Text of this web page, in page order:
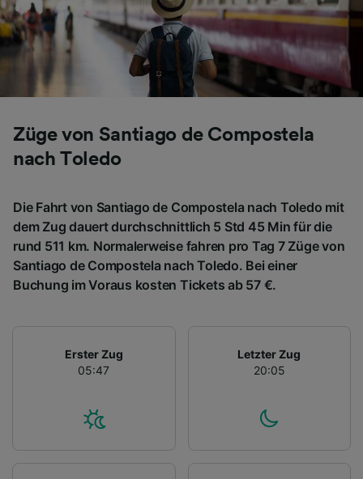
Züge von Santiago de Compostela
nach Toledo
Die Fahrt von Santiago de Compostela nach Toledo mit
dem Zug dauert durchschnittlich 5 Std 45 Min für die
rund 511 km. Normalerweise fahren pro Tag 7 Züge von
Santiago de Compostela nach Toledo. Bei einer
Buchung im Voraus kosten Tickets ab 57 €.
Erster Zug
05:47
Letzter Zug
20:05